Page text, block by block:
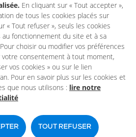
Un site du
En cliquant sur « Tout accepter »,
de tous les cookies placés sur
« Tout refuser », seuls les cookies
fonctionnement du site et à sa
choisir ou modifier vos préférences
consentement à tout moment,
vos cookies » ou sur le lien
Pour en savoir plus sur les cookies et
que nous utilisons : lire notre
TOUT REFUSER